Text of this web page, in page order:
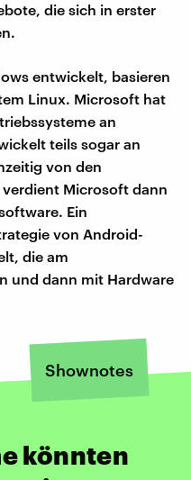
die sich in erster
entwickelt, basieren
Linux. Microsoft hat
an
teils sogar an
von den
Microsoft dann
Ein
von Android-
die am
und dann mit Hardware
Shownotes
könnten